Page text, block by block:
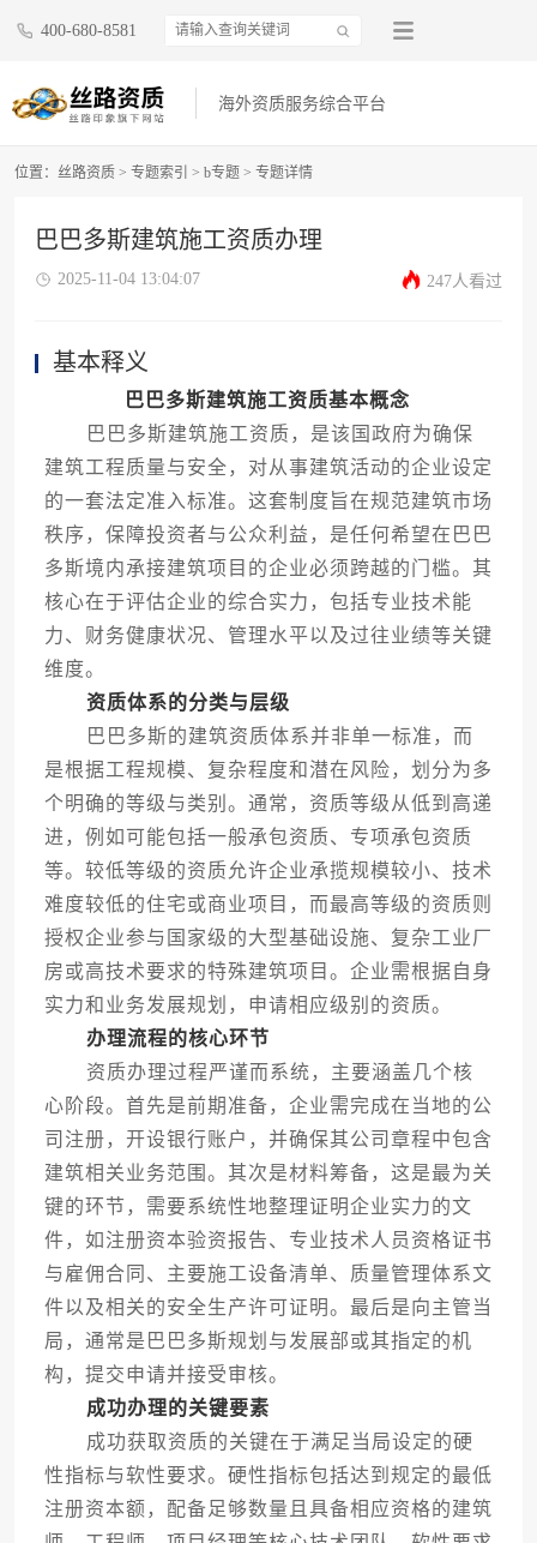
400-680-8581
海外资质服务综合平台
位置： 丝路资质 > 专题索引 > b专题 > 专题详情
巴巴多斯建筑施工资质办理
2025-11-04 13:04:07 247人看过
基本释义
巴巴多斯建筑施工资质基本概念
巴巴多斯建筑施工资质，是该国政府为确保
建筑工程质量与安全，对从事建筑活动的企业设定
的一套法定准入标准。这套制度旨在规范建筑市场
秩序，保障投资者与公众利益，是任何希望在巴巴
多斯境内承接建筑项目的企业必须跨越的门槛。其
核心在于评估企业的综合实力，包括专业技术能
力、财务健康状况、管理水平以及过往业绩等关键
维度。
资质体系的分类与层级
巴巴多斯的建筑资质体系并非单一标准，而
是根据工程规模、复杂程度和潜在风险，划分为多
个明确的等级与类别。通常，资质等级从低到高递
进，例如可能包括一般承包资质、专项承包资质
等。较低等级的资质允许企业承揽规模较小、技术
难度较低的住宅或商业项目，而最高等级的资质则
授权企业参与国家级的大型基础设施、复杂工业厂
房或高技术要求的特殊建筑项目。企业需根据自身
实力和业务发展规划，申请相应级别的资质。
办理流程的核心环节
资质办理过程严谨而系统，主要涵盖几个核
心阶段。首先是前期准备，企业需完成在当地的公
司注册，开设银行账户，并确保其公司章程中包含
建筑相关业务范围。其次是材料筹备，这是最为关
键的环节，需要系统性地整理证明企业实力的文
件，如注册资本验资报告、专业技术人员资格证书
与雇佣合同、主要施工设备清单、质量管理体系文
件以及相关的安全生产许可证明。最后是向主管当
局，通常是巴巴多斯规划与发展部或其指定的机
构，提交申请并接受审核。
成功办理的关键要素
成功获取资质的关键在于满足当局设定的硬
性指标与软性要求。硬性指标包括达到规定的最低
注册资本额，配备足够数量且具备相应资格的建筑